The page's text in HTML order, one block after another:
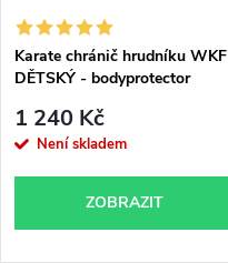
Karate chránič hrudníku WKF
DĚTSKÝ - bodyprotector
1 240 Kč
Není skladem
ZOBRAZIT